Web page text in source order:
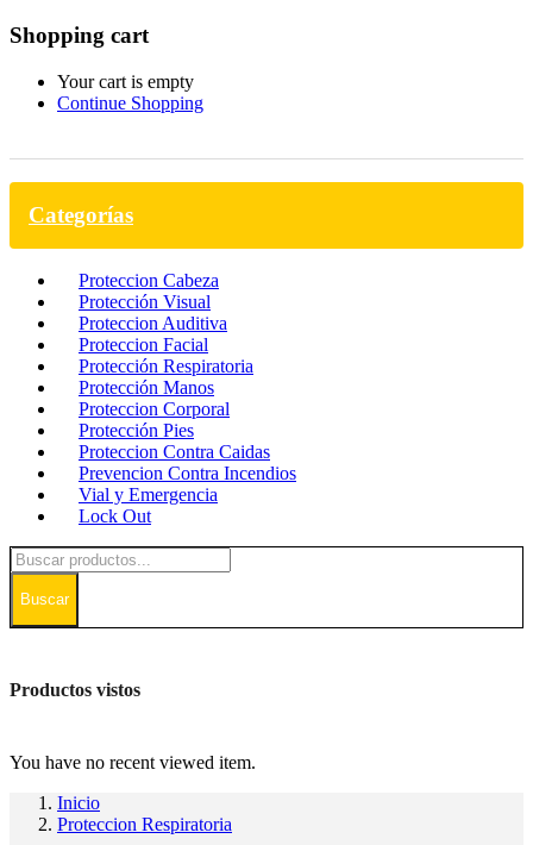
Shopping cart
Your cart is empty
Continue Shopping
Categorías
Proteccion Cabeza
Protección Visual
Proteccion Auditiva
Proteccion Facial
Protección Respiratoria
Protección Manos
Proteccion Corporal
Protección Pies
Proteccion Contra Caidas
Prevencion Contra Incendios
Vial y Emergencia
Lock Out
Buscar
Productos vistos
You have no recent viewed item.
Inicio
Proteccion Respiratoria